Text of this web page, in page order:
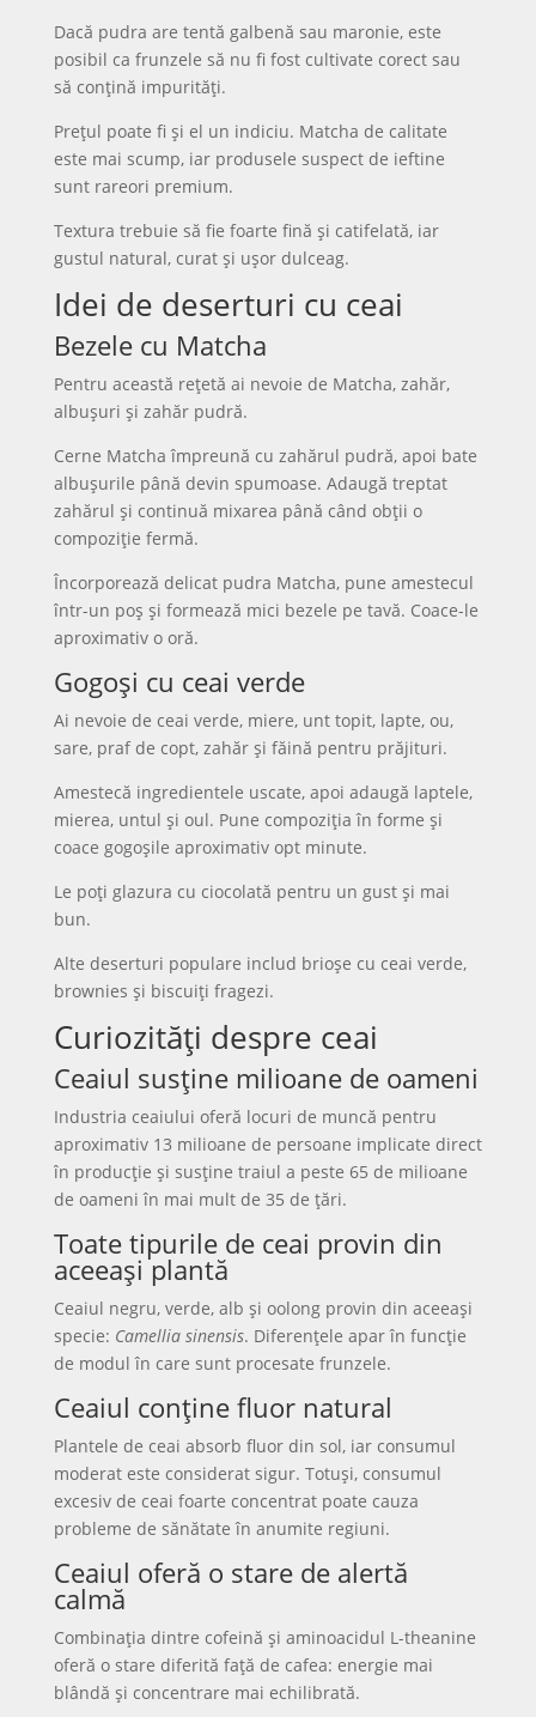
Dacă pudra are tentă galbenă sau maronie, este
posibil ca frunzele să nu fi fost cultivate corect sau
să conțină impurități.
Prețul poate fi și el un indiciu. Matcha de calitate
este mai scump, iar produsele suspect de ieftine
sunt rareori premium.
Textura trebuie să fie foarte fină și catifelată, iar
gustul natural, curat și ușor dulceag.
Idei de deserturi cu ceai
Bezele cu Matcha
Pentru această rețetă ai nevoie de Matcha, zahăr,
albușuri și zahăr pudră.
Cerne Matcha împreună cu zahărul pudră, apoi bate
albușurile până devin spumoase. Adaugă treptat
zahărul și continuă mixarea până când obții o
compoziție fermă.
Încorporează delicat pudra Matcha, pune amestecul
într-un poș și formează mici bezele pe tavă. Coace-le
aproximativ o oră.
Gogoși cu ceai verde
Ai nevoie de ceai verde, miere, unt topit, lapte, ou,
sare, praf de copt, zahăr și făină pentru prăjituri.
Amestecă ingredientele uscate, apoi adaugă laptele,
mierea, untul și oul. Pune compoziția în forme și
coace gogoșile aproximativ opt minute.
Le poți glazura cu ciocolată pentru un gust și mai
bun.
Alte deserturi populare includ brioșe cu ceai verde,
brownies și biscuiți fragezi.
Curiozități despre ceai
Ceaiul susține milioane de oameni
Industria ceaiului oferă locuri de muncă pentru
aproximativ 13 milioane de persoane implicate direct
în producție și susține traiul a peste 65 de milioane
de oameni în mai mult de 35 de țări.
Toate tipurile de ceai provin din
aceeași plantă
Ceaiul negru, verde, alb și oolong provin din aceeași
specie: Camellia sinensis. Diferențele apar în funcție
de modul în care sunt procesate frunzele.
Ceaiul conține fluor natural
Plantele de ceai absorb fluor din sol, iar consumul
moderat este considerat sigur. Totuși, consumul
excesiv de ceai foarte concentrat poate cauza
probleme de sănătate în anumite regiuni.
Ceaiul oferă o stare de alertă
calmă
Combinația dintre cofeină și aminoacidul L-theanine
oferă o stare diferită față de cafea: energie mai
blândă și concentrare mai echilibrată.